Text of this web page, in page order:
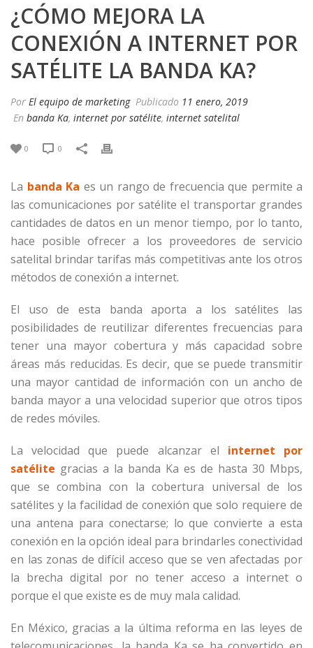
¿CÓMO MEJORA LA
CONEXIÓN A INTERNET POR
SATÉLITE LA BANDA KA?
Por El equipo de marketing Publicado 11 enero, 2019
En banda Ka, internet por satélite, internet satelital
0 0
La banda Ka es un rango de frecuencia que permite a
las comunicaciones por satélite el transportar grandes
cantidades de datos en un menor tiempo, por lo tanto,
hace posible ofrecer a los proveedores de servicio
satelital brindar tarifas más competitivas ante los otros
métodos de conexión a internet.
El uso de esta banda aporta a los satélites las
posibilidades de reutilizar diferentes frecuencias para
tener una mayor cobertura y más capacidad sobre
áreas más reducidas. Es decir, que se puede transmitir
una mayor cantidad de información con un ancho de
banda mayor a una velocidad superior que otros tipos
de redes móviles.
La velocidad que puede alcanzar el internet por
satélite gracias a la banda Ka es de hasta 30 Mbps,
que se combina con la cobertura universal de los
satélites y la facilidad de conexión que solo requiere de
una antena para conectarse; lo que convierte a esta
conexión en la opción ideal para brindarles conectividad
en las zonas de difícil acceso que se ven afectadas por
la brecha digital por no tener acceso a internet o
porque el que existe es de muy mala calidad.
En México, gracias a la última reforma en las leyes de